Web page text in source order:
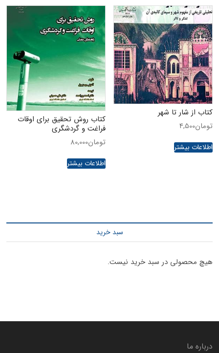
کتاب از شار تا شهر
تومان4,500
اطلاعات بیشتر
کتاب روش تحقیق برای اوقات
فراغت و گردشگری
تومان80,000
اطلاعات بیشتر
سبد خرید
هیچ محصولی در سبد خرید نیست.
درباره ما